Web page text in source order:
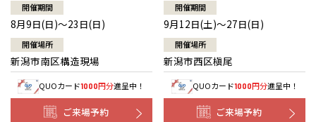
開催期間
8月9日(日)～23日(日)
開催場所
新潟市南区構造現場
QUOカード1000円分進呈中！
ご来場予約
開催期間
9月12日(土)～27日(日)
開催場所
新潟市西区槇尾
QUOカード1000円分進呈中！
ご来場予約